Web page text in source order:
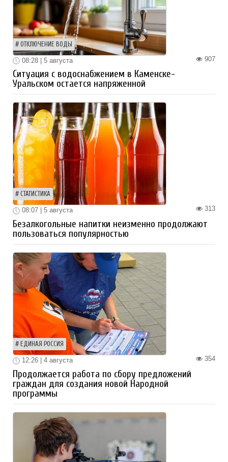
ОТКЛЮЧЕНИЕ ВОДЫ
907
08:28 | 5 августа
Ситуация с водоснабжением в Каменске-
Уральском остается напряженной
СТАТИСТИКА
313
08:07 | 5 августа
Безалкогольные напитки неизменно продолжают
пользоваться популярностью
ЕДИНАЯ РОССИЯ
354
12:26 | 4 августа
Продолжается работа по сбору предложений
граждан для создания новой Народной
программы